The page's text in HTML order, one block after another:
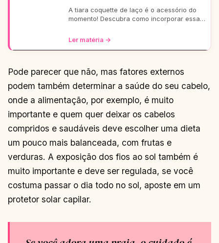
A tiara coquette de laço é o acessório do
momento! Descubra como incorporar essa
looks, do casual ao
Ler matéria →
Pode parecer que não, mas fatores externos
podem também determinar a saúde do seu cabelo,
onde a alimentação, por exemplo, é muito
importante e quem quer deixar os cabelos
compridos e saudáveis deve escolher uma dieta
um pouco mais balanceada, com frutas e
verduras. A exposição dos fios ao sol também é
muito importante e deve ser regulada, se você
costuma passar o dia todo no sol, aposte em um
protetor solar capilar.